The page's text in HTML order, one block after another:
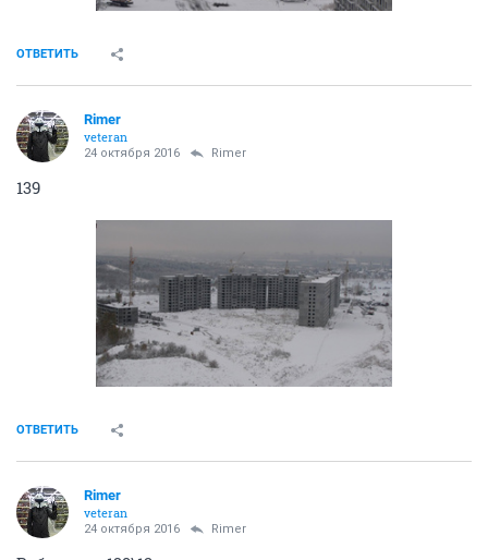
ОТВЕТИТЬ
Rimer
veteran
24 октября 2016 Rimer
139
ОТВЕТИТЬ
Rimer
veteran
24 октября 2016 Rimer